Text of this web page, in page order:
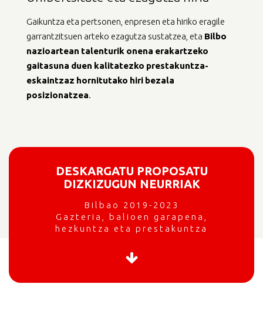
Gaikuntza eta pertsonen, enpresen eta hiriko eragile
garrantzitsuen arteko ezagutza sustatzea, eta Bilbo
nazioartean talenturik onena erakartzeko
gaitasuna duen kalitatezko prestakuntza-
eskaintzaz hornitutako hiri bezala
posizionatzea.
DESKARGATU PROPOSATU
DIZKIZUGUN NEURRIAK
Bilbao 2019-2023
Gazteria, balioen garapena,
hezkuntza eta prestakuntza